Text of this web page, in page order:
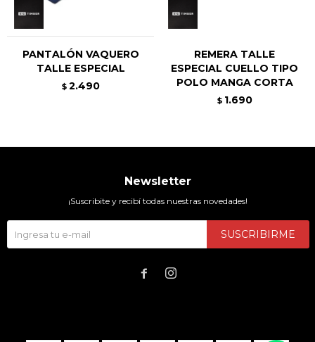
PANTALÓN VAQUERO
TALLE ESPECIAL
$ 2.490
REMERA TALLE
ESPECIAL CUELLO TIPO
POLO MANGA CORTA
$ 1.690
Newsletter
¡Suscribite y recibí todas nuestras novedades!
SUSCRIBIRME
 